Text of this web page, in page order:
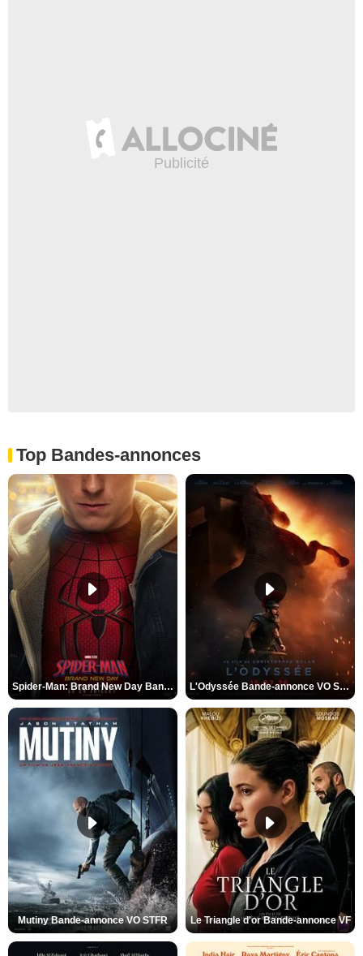
Top Bandes-annonces
Spider-Man: Brand New Day Bande-annonce VO STFR L'Odyssée Bande-annonce VO STFR
Mutiny Bande-annonce VO STFR Le Triangle d'or Bande-annonce VF